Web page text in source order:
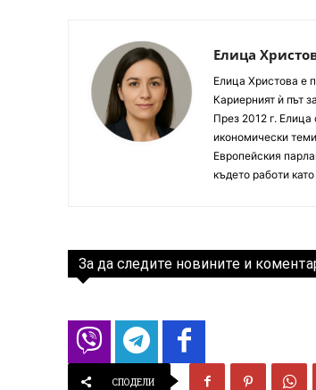
Елица
Елица Христова е
Кариерният ѝ път
През 2012 г. Елица
икономически
Европейския
където работи
За да следите новините и
СПОДЕЛИ